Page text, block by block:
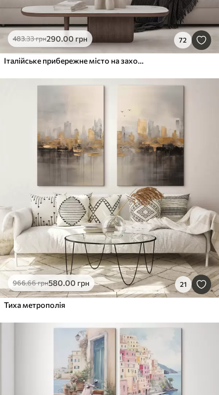
483.33грн290.00 грн 72
Італійське прибережне місто на заході сонця з барвистими будівлями вздовж набережної та човнами, що пливуть у спокійних водах
966.66грн580.00 грн 21
Тиха метрополія